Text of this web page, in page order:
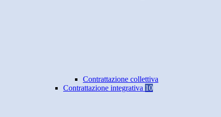
Contrattazione collettiva
Contrattazione integrativa 10